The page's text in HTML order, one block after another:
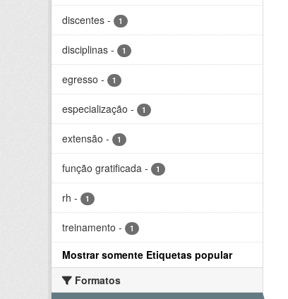
discentes - 1
disciplinas - 1
egresso - 1
especialização - 1
extensão - 1
função gratificada - 1
rh - 1
treinamento - 1
Mostrar somente Etiquetas popular
Formatos